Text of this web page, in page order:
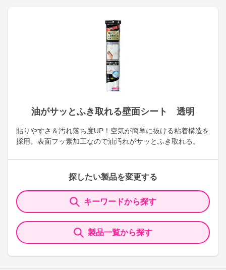
油がサッとふき取れる壁面シート 透明
貼りやすさ＆汚れ落ち度UP！空気が簡単に抜ける粘着構造を
採用。表面フッ素加工なので油汚れがサッとふき取れる。
探したい製品を変更する
キーワードから探す
製品一覧から探す